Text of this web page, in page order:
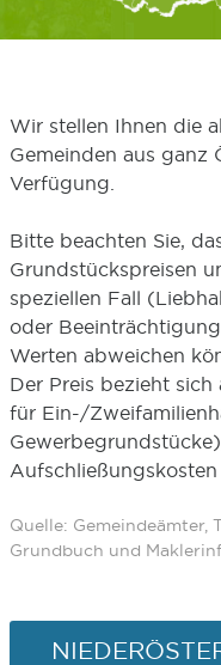
Wir stellen Ihnen die
Gemeinden aus ganz
Verfügung.
Bitte beachten Sie,
Grundstückspreisen
speziellen Fall
oder
Werten abweichen
Der Preis bezieht
für Ein-/
Quelle: Gemeindeämter,
Grundbuch und